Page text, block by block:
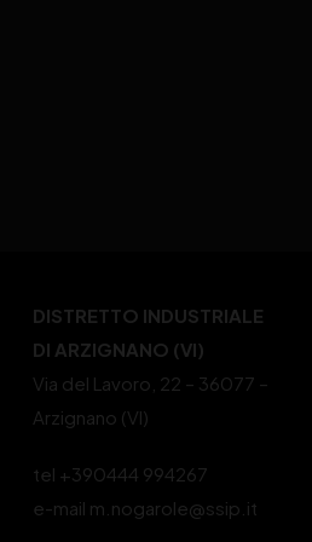
DISTRETTO INDUSTRIALE
DI ARZIGNANO (VI)
Via del Lavoro, 22 – 36077 –
Arzignano (VI)
tel +390444 994267
e-mail m.nogarole@ssip.it